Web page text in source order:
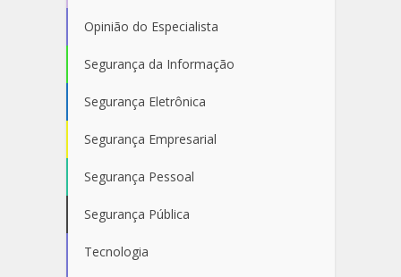
Opinião do Especialista
Segurança da Informação
Segurança Eletrônica
Segurança Empresarial
Segurança Pessoal
Segurança Pública
Tecnologia